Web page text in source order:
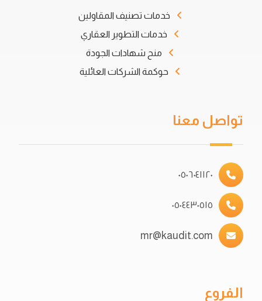
خدمات تصنيف المقاولين
خدمات التطوير العقاري
منح شهادات الجودة
حوكمة الشركات العائلية
تواصل معنا
٠٥٠٦٠٤١١٢٠
٠٥٠٤٤٣٠٥١٥
mr@kaudit.com
الفروع